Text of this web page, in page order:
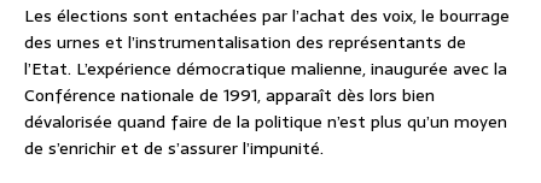
Les élections sont entachées par l’achat des voix, le bourrage
des urnes et l’instrumentalisation des représentants de
l’Etat. L’expérience démocratique malienne, inaugurée avec la
Conférence nationale de 1991, apparaît dès lors bien
dévalorisée quand faire de la politique n’est plus qu’un moyen
de s’enrichir et de s’assurer l’impunité.